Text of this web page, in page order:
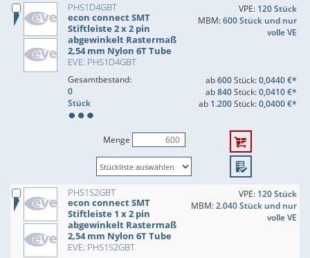
PHS1D4GBT
econ connect SMT
Stiftleiste 2 x 2 pin
abgewinkelt Rastermaß
2,54 mm Nylon 6T Tube
EVE: PHS1D4GBT
VPE: 120 Stück
MBM:600 Stück und nur
volle VE
Gesamtbestand:
0
Stück
ab600Stück:0,0440 €*
ab840Stück:0,0410 €*
ab 1.200Stück:0,0400 €*
Menge
PHS1S2GBT
econ connect SMT
Stiftleiste 1 x 2 pin
abgewinkelt Rastermaß
2,54 mm Nylon 6T Tube
EVE: PHS1S2GBT
VPE: 120 Stück
MBM:2.040 Stück und nur
volle VE